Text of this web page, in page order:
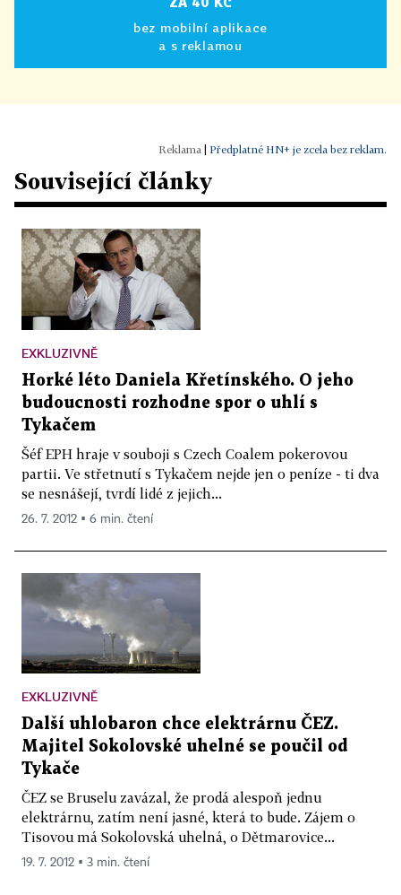
bez mobilní aplikace
a s reklamou
Předplatné HN+ je zcela bez reklam.
Související články
EXKLUZIVNĚ
Horké léto Daniela Křetínského. O jeho
budoucnosti rozhodne spor o uhlí s
Tykačem
Šéf EPH hraje v souboji s Czech Coalem pokerovou
partii. Ve střetnutí s Tykačem nejde jen o peníze - ti dva
se nesnášejí, tvrdí lidé z jejich...
26. 7. 2012 ▪ 6 min. čtení
EXKLUZIVNĚ
Další uhlobaron chce elektrárnu ČEZ.
Majitel Sokolovské uhelné se poučil od
Tykače
ČEZ se Bruselu zavázal, že prodá alespoň jednu
elektrárnu, zatím není jasné, která to bude. Zájem o
Tisovou má Sokolovská uhelná, o Dětmarovice...
19. 7. 2012 ▪ 3 min. čtení